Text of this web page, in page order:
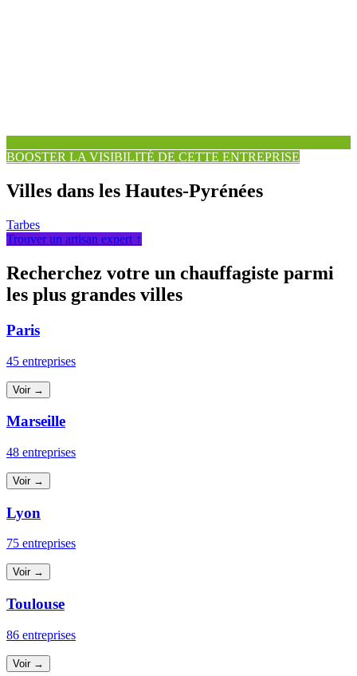
BOOSTER LA VISIBILITÉ DE CETTE ENTREPRISE
Villes dans les Hautes-Pyrénées
Tarbes
Trouver un artisan expert ↑
Recherchez votre un chauffagiste parmi
les plus grandes villes
Paris
45 entreprises
Voir →
Marseille
48 entreprises
Voir →
Lyon
75 entreprises
Voir →
Toulouse
86 entreprises
Voir →